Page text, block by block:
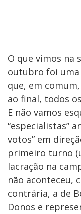
O que vimos na
outubro foi uma
que, em
ao final, todos
E não vamos
“especialistas”
votos” em
primeiro turno
lacração na
não aconteceu,
contrária, a de
Donos e